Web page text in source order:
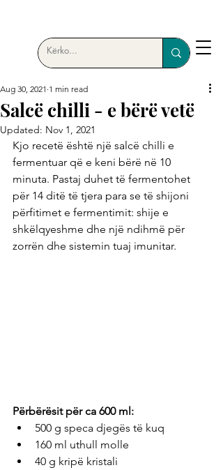
Salcë chilli - e bërë vetë
Aug 30, 2021 1 min read
Updated: Nov 1, 2021
Kjo recetë është një salcë chilli e
fermentuar që e keni bërë në 10
minuta. Pastaj duhet të fermentohet
për 14 ditë të tjera para se të shijoni
përfitimet e fermentimit: shije e
shkëlqyeshme dhe një ndihmë për
zorrën dhe sistemin tuaj imunitar.
Përbërësit për ca 600 ml:
500 g speca djegës të kuq
160 ml uthull molle
40 g kripë kristali